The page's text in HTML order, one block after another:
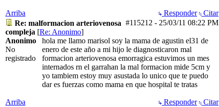
Arriba Responder
Citar
#115212 - 25/03/11 08:22 PM
Re: malformacion arteriovenosa
compleja [Re: Anonimo]
Anonimo
No
registrado
hola me llamo marisol soy la mama de agustin el31 de
enero de este año a mi hijo le diagnosticaron mal
formacion arteriovenosa emorragica estuvimos un mes
internados rn el garrahan la mal formacion mide 5cm y
yo tambiem estoy muy asustada lo unico que te puedo
dar es fuerzas como mama en que hospital te tratas
Arriba Responder
Citar